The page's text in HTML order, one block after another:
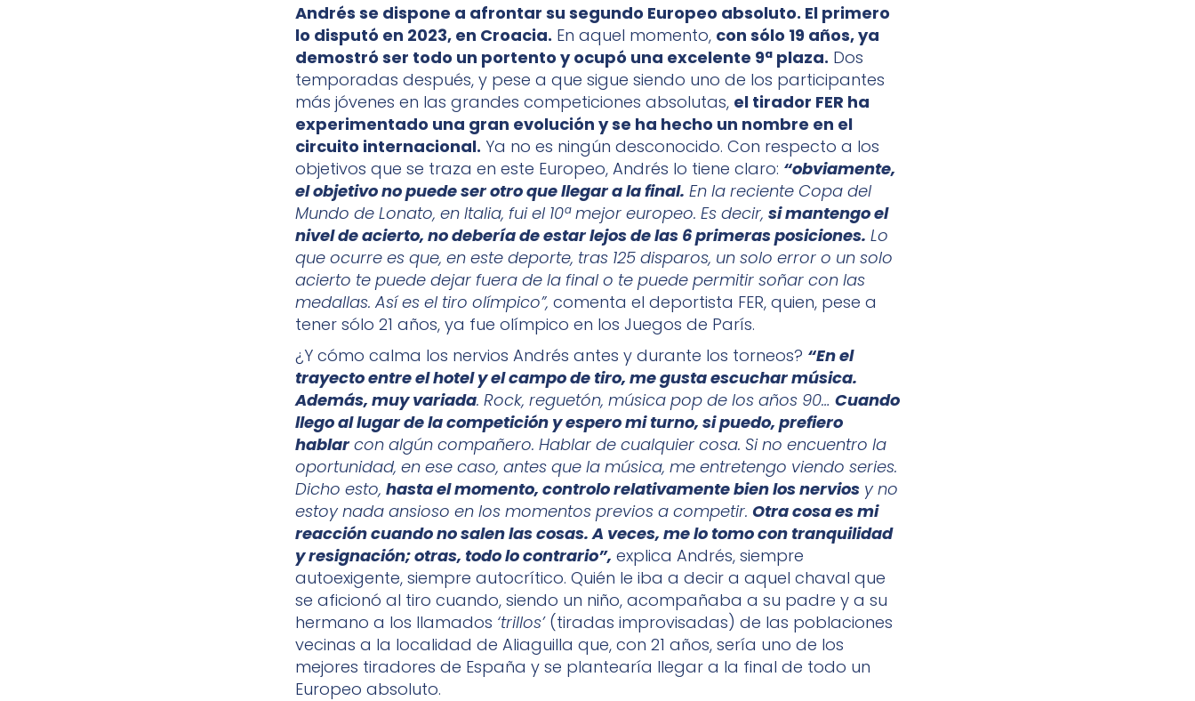
Andrés se dispone a afrontar su segundo Europeo absoluto. El primero
lo disputó en 2023, en Croacia. En aquel momento, con sólo 19 años, ya
demostró ser todo un portento y ocupó una excelente 9ª plaza. Dos
temporadas después, y pese a que sigue siendo uno de los participantes
más jóvenes en las grandes competiciones absolutas, el tirador FER ha
experimentado una gran evolución y se ha hecho un nombre en el
circuito internacional. Ya no es ningún desconocido. Con respecto a los
objetivos que se traza en este Europeo, Andrés lo tiene claro: “obviamente,
el objetivo no puede ser otro que llegar a la final. En la reciente Copa del
Mundo de Lonato, en Italia, fui el 10ª mejor europeo. Es decir, si mantengo el
nivel de acierto, no debería de estar lejos de las 6 primeras posiciones. Lo
que ocurre es que, en este deporte, tras 125 disparos, un solo error o un solo
acierto te puede dejar fuera de la final o te puede permitir soñar con las
medallas. Así es el tiro olímpico”, comenta el deportista FER, quien, pese a
tener sólo 21 años, ya fue olímpico en los Juegos de París.
¿Y cómo calma los nervios Andrés antes y durante los torneos? “En el
trayecto entre el hotel y el campo de tiro, me gusta escuchar música.
Además, muy variada. Rock, reguetón, música pop de los años 90… Cuando
llego al lugar de la competición y espero mi turno, si puedo, prefiero
hablar con algún compañero. Hablar de cualquier cosa. Si no encuentro la
oportunidad, en ese caso, antes que la música, me entretengo viendo series.
Dicho esto, hasta el momento, controlo relativamente bien los nervios y no
estoy nada ansioso en los momentos previos a competir. Otra cosa es mi
reacción cuando no salen las cosas. A veces, me lo tomo con tranquilidad
y resignación; otras, todo lo contrario”, explica Andrés, siempre
autoexigente, siempre autocrítico. Quién le iba a decir a aquel chaval que
se aficionó al tiro cuando, siendo un niño, acompañaba a su padre y a su
hermano a los llamados ‘trillos’(tiradas improvisadas) de las poblaciones
vecinas a la localidad de Aliaguilla que, con 21 años, sería uno de los
mejores tiradores de España y se plantearía llegar a la final de todo un
Europeo absoluto.